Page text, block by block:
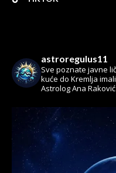
astroregulus11
Sve poznate javne
kuće do Kremlja
Astrolog Ana Raković